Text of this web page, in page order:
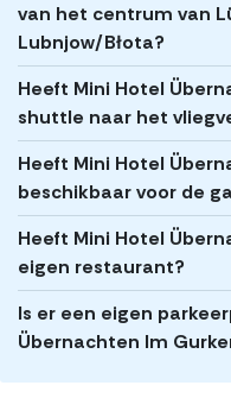
van het centrum van
Lubnjow/Błota?
Heeft Mini Hotel
shuttle naar het
Heeft Mini Hotel
beschikbaar voor de
Heeft Mini Hotel
eigen restaurant?
Is er een eigen
Übernachten Im